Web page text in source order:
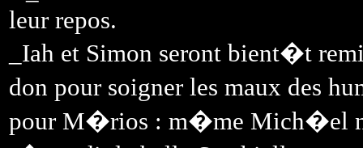
leur repos.
_Iah et Simon seront bient�t
don pour soigner les maux des
pour M�rios : m�me Mich�el